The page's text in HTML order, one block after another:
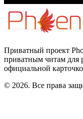
Приватный проект
приватным читам для
официальной
© 2026. Все права